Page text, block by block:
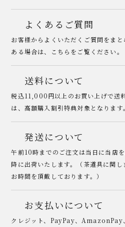
よくあるご質問
お客様からよくいただくご質問をま
ある場合は、こちらをご覧ください。
送料について
税込11,000円以上のお買い上げで送
は、高額購入割引特典対象となります。
発送について
午前10時までのご注文は当日に当店
降に出荷いたします。（茶道具に関
お時間を頂戴しております。）
お支払いについて
クレジット、PayPay、AmazonPay